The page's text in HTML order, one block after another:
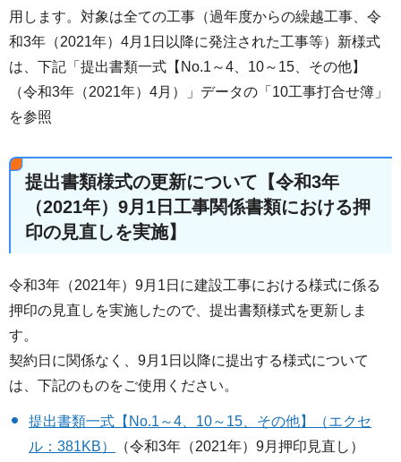
用します。対象は全ての工事（過年度からの繰越工事、令
和3年（2021年）4月1日以降に発注された工事等）新様式
は、下記「提出書類一式【No.1～4、10～15、その他】
（令和3年（2021年）4月）」データの「10工事打合せ簿」
を参照
提出書類様式の更新について【令和3年
（2021年）9月1日工事関係書類における押
印の見直しを実施】
令和3年（2021年）9月1日に建設工事における様式に係る
押印の見直しを実施したので、提出書類様式を更新しま
す。
契約日に関係なく、9月1日以降に提出する様式について
は、下記のものをご使用ください。
提出書類一式【No.1～4、10～15、その他】（エクセ
ル：381KB）
（令和3年（2021年）9月押印見直し）